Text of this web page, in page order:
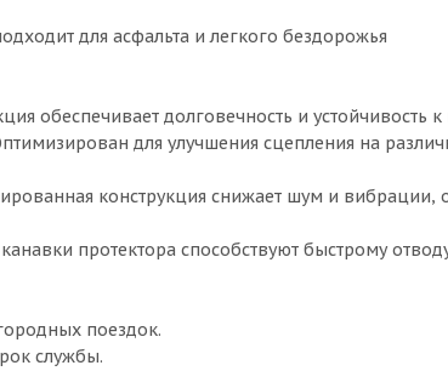
для асфальта и легкого бездорожья
обеспечивает долговечность и устойчивость
для улучшения сцепления на
конструкция снижает шум и вибрации,
протектора способствуют быстрому
поездок.
службы.